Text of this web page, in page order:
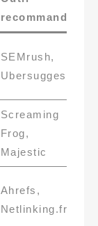
recommandé
SEMrush,
Ubersuggest
Screaming
Frog,
Majestic
Ahrefs,
Netlinking.fr